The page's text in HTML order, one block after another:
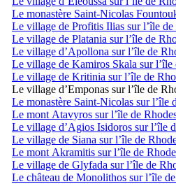
Le monastère Saint-Nicolas
Le village de Profitis Ilias sur l’île de
Le village de Platania sur l’île de
Le village d’Apollona sur l’île de
Le village de Kamiros Skala sur l’île
Le village de Kritinia sur l’île de
Le village d’Emponas sur l’île de
Le monastère Saint-Nicolas sur l’île
Le mont Atavyros sur l’île de
Le village d’Agios Isidoros sur l’île
Le village de Siana sur l’île de
Le mont Akramitis sur l’île de
Le village de Glyfada sur l’île de
Le château de Monolithos sur l’île